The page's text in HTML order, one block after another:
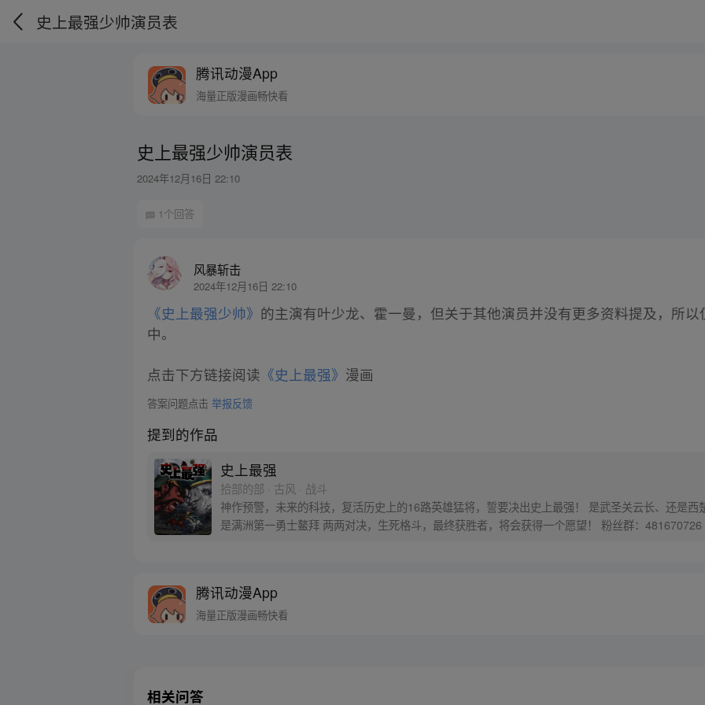
史上最强少帅演员表
腾讯动漫App
海量正版漫画畅快看
史上最强少帅演员表
2024年12月16日 22:10
1个回答
风暴斩击
2024年12月16日 22:10
《史上最强少帅》 的主演有叶少龙、霍一曼，但关于其他演员并没有更多资料提及，所
中。
点击下方链接阅读 《史上最强》 漫画
答案问题点击举报反馈
提到的作品
史上最强
拾部的部 · 古风 · 战斗
神作预警，未来的科技，复活历史上的16路英雄猛将，誓要决出史上最强！ 是武圣关云长、还是西楚霸王项羽，是一人之下的吕奉先，还
是满洲第一勇士鳌拜 两两对决，生死格斗，最终获胜者，将会获得一个愿望！ 粉丝群：481670726
腾讯动漫App
海量正版漫画畅快看
相关问答